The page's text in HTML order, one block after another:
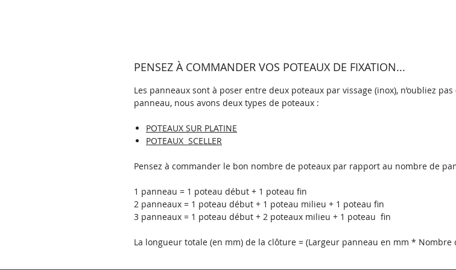
PENSEZ À COMMANDER VOS POTEAUX DE FIXATION...
Les panneaux sont à poser entre deux poteaux par vissage (inox), n’oubliez
panneau, nous avons deux types de poteaux :
POTEAUX SUR PLATINE
POTEAUX SCELLER
Pensez à commander le bon nombre de poteaux par rapport au nombre de
1 panneau = 1 poteau début + 1 poteau fin
2 panneaux = 1 poteau début + 1 poteau milieu + 1 poteau fin
3 panneaux = 1 poteau début + 2 poteaux milieu + 1 poteau fin
La longueur totale (en mm) de la clôture = (Largeur panneau en mm *